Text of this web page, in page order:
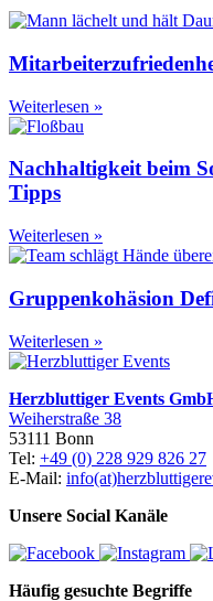
Weiterlesen »
Nachhaltigkeit beim
Tipps
Weiterlesen »
Gruppenkohäsion
Weiterlesen »
Herzbluttiger Events
Weiherstraße 38
53111 Bonn
Tel: +49 (0) 228 929 826 27
E-Mail:
Unsere Social Kanäle
Häufig gesuchte Begriffe